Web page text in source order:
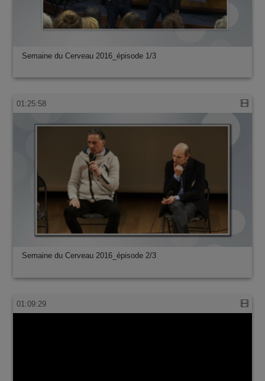
Semaine du Cerveau 2016_épisode 1/3
Semaine du Cerveau 2016_épisode 2/3